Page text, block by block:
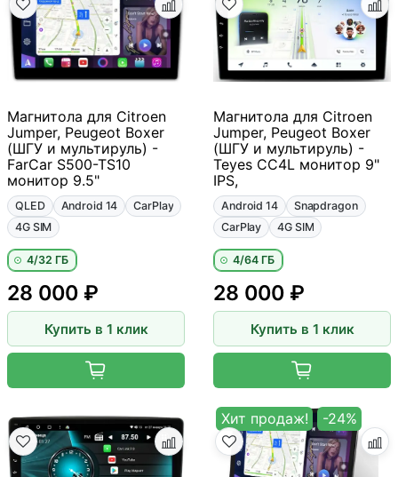
Магнитола для Citroen
Jumper, Peugeot Boxer
(ШГУ и мультируль) -
FarCar S500-TS10
монитор 9.5"
QLED Android 14
CarPlay
4G SIM
4/32 ГБ
28 000 ₽
Купить в 1 клик
Магнитола для Citroen
Jumper, Peugeot Boxer
(ШГУ и мультируль) -
Teyes CC4L монитор 9"
IPS,
Android 14
Snapdragon
CarPlay
4G SIM
4/64 ГБ
28 000 ₽
Купить в 1 клик
Хит продаж! -24%